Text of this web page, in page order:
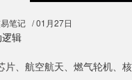
笔记 / 01月27日
辑
片、航空航天、燃气轮机、